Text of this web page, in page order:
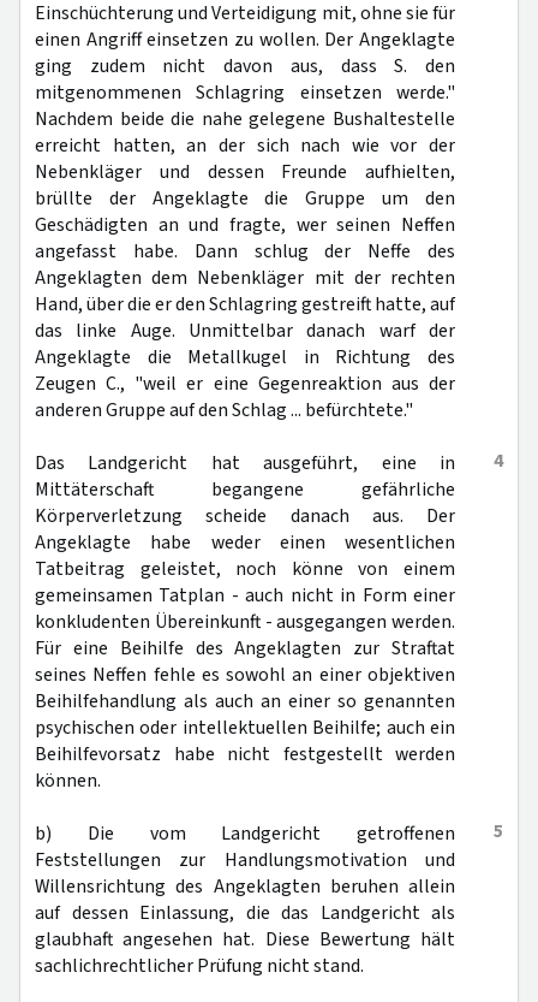
Einschüchterung und Verteidigung mit, ohne sie für
einen Angriff einsetzen zu wollen. Der Angeklagte
ging zudem nicht davon aus, dass S. den
mitgenommenen Schlagring einsetzen werde."
Nachdem beide die nahe gelegene Bushaltestelle
erreicht hatten, an der sich nach wie vor der
Nebenkläger und dessen Freunde aufhielten,
brüllte der Angeklagte die Gruppe um den
Geschädigten an und fragte, wer seinen Neffen
angefasst habe. Dann schlug der Neffe des
Angeklagten dem Nebenkläger mit der rechten
Hand, über die er den Schlagring gestreift hatte, auf
das linke Auge. Unmittelbar danach warf der
Angeklagte die Metallkugel in Richtung des
Zeugen C., "weil er eine Gegenreaktion aus der
anderen Gruppe auf den Schlag ... befürchtete."
4
Das Landgericht hat ausgeführt, eine in
Mittäterschaft begangene gefährliche
Körperverletzung scheide danach aus. Der
Angeklagte habe weder einen wesentlichen
Tatbeitrag geleistet, noch könne von einem
gemeinsamen Tatplan - auch nicht in Form einer
konkludenten Übereinkunft - ausgegangen werden.
Für eine Beihilfe des Angeklagten zur Straftat
seines Neffen fehle es sowohl an einer objektiven
Beihilfehandlung als auch an einer so genannten
psychischen oder intellektuellen Beihilfe; auch ein
Beihilfevorsatz habe nicht festgestellt werden
können.
5
b) Die vom Landgericht getroffenen
Feststellungen zur Handlungsmotivation und
Willensrichtung des Angeklagten beruhen allein
auf dessen Einlassung, die das Landgericht als
glaubhaft angesehen hat. Diese Bewertung hält
sachlichrechtlicher Prüfung nicht stand.